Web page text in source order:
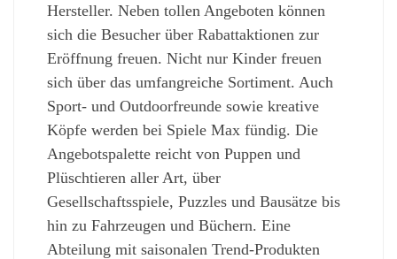
Hersteller. Neben tollen Angeboten können
sich die Besucher über Rabattaktionen zur
Eröffnung freuen. Nicht nur Kinder freuen
sich über das umfangreiche Sortiment. Auch
Sport- und Outdoorfreunde sowie kreative
Köpfe werden bei Spiele Max fündig. Die
Angebotspalette reicht von Puppen und
Plüschtieren aller Art, über
Gesellschaftsspiele, Puzzles und Bausätze bis
hin zu Fahrzeugen und Büchern. Eine
Abteilung mit saisonalen Trend-Produkten